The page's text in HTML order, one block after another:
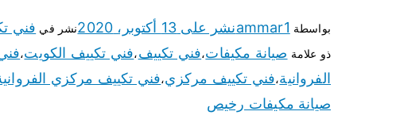
بواسطة ammar1نشر على 13 أكتوبر، 2020 نشر في فني
ذو علامة صيانة مكيفات،فني تكييف،فني تكييف الكويت،
الفروانية،فني تكييف مركزي،فني تكييف مركزي
صيانة مكيفات رخيص